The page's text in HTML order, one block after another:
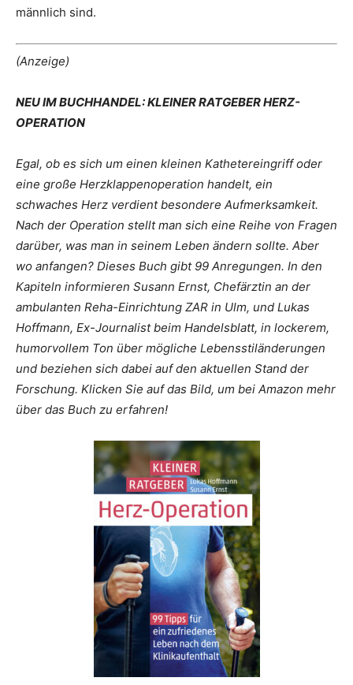
männlich sind.
(Anzeige)
NEU IM BUCHHANDEL: KLEINER RATGEBER HERZ-
OPERATION
Egal, ob es sich um einen kleinen Kathetereingriff oder
eine große Herzklappenoperation handelt, ein
schwaches Herz verdient besondere Aufmerksamkeit.
Nach der Operation stellt man sich eine Reihe von Fragen
darüber, was man in seinem Leben ändern sollte. Aber
wo anfangen? Dieses Buch gibt 99 Anregungen. In den
Kapiteln informieren Susann Ernst, Chefärztin an der
ambulanten Reha-Einrichtung ZAR in Ulm, und Lukas
Hoffmann, Ex-Journalist beim Handelsblatt, in lockerem,
humorvollem Ton über mögliche Lebensstiländerungen
und beziehen sich dabei auf den aktuellen Stand der
Forschung. Klicken Sie auf das Bild, um bei Amazon mehr
über das Buch zu erfahren!